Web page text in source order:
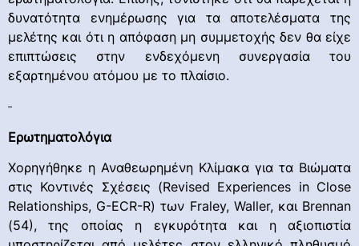
δυνατότητα ενημέρωσης για τα αποτελέσματα της
μελέτης και ότι η απόφαση μη συμμετοχής δεν θα είχε
επιπτώσεις στην ενδεχόμενη συνεργασία του
εξαρτημένου ατόμου με το πλαίσιο.
Ερωτηματολόγια
Χορηγήθηκε η Αναθεωρημένη Κλίμακα για τα Βιώματα
στις Κοντινές Σχέσεις (Revised Experiences in Close
Relationships, G-ECR-R) των Fraley, Waller, και Brennan
(54), της οποίας η εγκυρότητα και η αξιοπιστία